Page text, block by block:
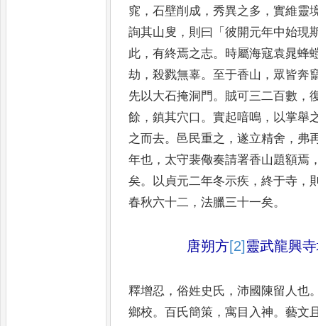
窕 ，石壁削 成 ，秀異之多 ，實維靈
詢其山 叟 ， 則曰 「彼開元年中始現
此 ，有終焉之志。 時屬海寇袁晁蜂
劫 ，殺戮無辜。至于香山 ， 眾皆奔
先以大石掩洞門 。 賊可三二百數 ，
餘 ，鎮其穴口 。實起喑嗚 ， 以掌舉
之而去。 邑民重之 ，遂立精舍 ， 弗
年也 ， 太守裴儆奏請署香山題額焉
矣。 以貞元二年冬示疾 ，終于寺 ，
春秋六十二 ，法臘三十一矣。
唐朔方[2]靈武龍興
釋增忍 ，俗姓史氏 ，沛國陳留人也
鄉校。百氏簡策 ，寓目入神。藝文